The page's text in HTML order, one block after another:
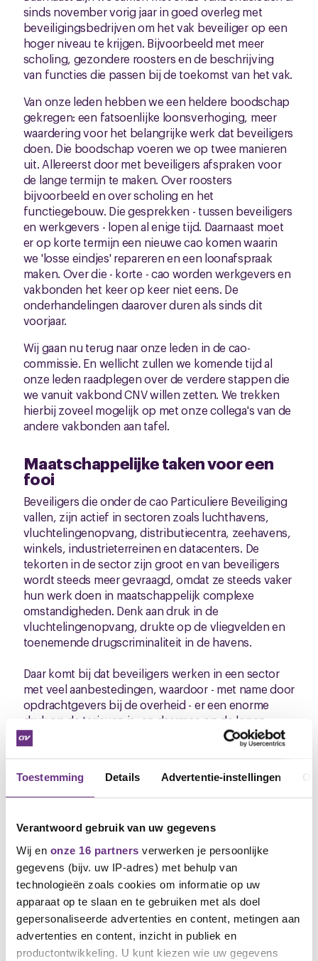
Toestemming Details Advertentie-instellingen
Verantwoord gebruik van uw gegevens
Wij en onze 16 partners verwerken je persoonlijke
gegevens (bijv. uw IP-adres) met behulp van
technologieën zoals cookies om informatie op uw
apparaat op te slaan en te gebruiken met als doel
gepersonaliseerde advertenties en content, metingen aan
advertenties en content, inzicht in publiek en
productontwikkeling. U kunt kiezen wie uw gegevens
sinds november vorig jaar in goed overleg met
beveiligingsbedrijven om het vak beveiliger op een
hoger niveau te krijgen. Bijvoorbeeld met meer
scholing, gezondere roosters en de beschrijving
van functies die passen bij de toekomst van het vak.
Van onze leden hebben we een heldere boodschap
gekregen: een fatsoenlijke loonsverhoging, meer
waardering voor het belangrijke werk dat beveiligers
doen. Die boodschap voeren we op twee manieren
uit. Allereerst door met beveiligers afspraken voor
de lange termijn te maken. Over roosters
bijvoorbeeld en over scholing en het
functiegebouw. Die gesprekken - tussen beveiligers
en werkgevers - lopen al enige tijd. Daarnaast moet
er op korte termijn een nieuwe cao komen waarin
we 'losse eindjes' repareren en een loonafspraak
maken. Over die - korte - cao worden werkgevers en
vakbonden het keer op keer niet eens. De
onderhandelingen daarover duren als sinds dit
voorjaar.
Wij gaan nu terug naar onze leden in de cao-
commissie. En wellicht zullen we komende tijd al
onze leden raadplegen over de verdere stappen die
we vanuit vakbond CNV willen zetten. We trekken
hierbij zoveel mogelijk op met onze collega's van de
andere vakbonden aan tafel.
Maatschappelijke taken voor een
fooi
Beveiligers die onder de cao Particuliere Beveiliging
vallen, zijn actief in sectoren zoals luchthavens,
vluchtelingenopvang, distributiecentra, zeehavens,
winkels, industrieterreinen en datacenters. De
tekorten in de sector zijn groot en van beveiligers
wordt steeds meer gevraagd, omdat ze steeds vaker
hun werk doen in maatschappelijk complexe
omstandigheden. Denk aan druk in de
vluchtelingenopvang, drukte op de vliegvelden en
toenemende drugscriminaliteit in de havens.
Daar komt bij dat beveiligers werken in een sector
met veel aanbestedingen, waardoor - met name door
opdrachtgevers bij de overheid - er een enorme
druk op de tarieven is, en daarmee op de lonen.
Voor vakbond CNV vindt dat niet alleen de
Ook de grote opdrachtgevers bij overheden
(luchthavens, defensie, justitie, politie, coa,
scheppen in hun aanbestedingen voor goede
arbeidsvoorwaarden en vakbekwame beveiligers.
Meer nieuws, volgt snel. Mochten we als vakbonden
verdere stappen zetten: hoe meer leden, hoe
sterker we staan. Word lid of maak je collega lid.
Met vriendelijke groet, Erik Honkoop
Onderhandelaar namens vakbond CNV